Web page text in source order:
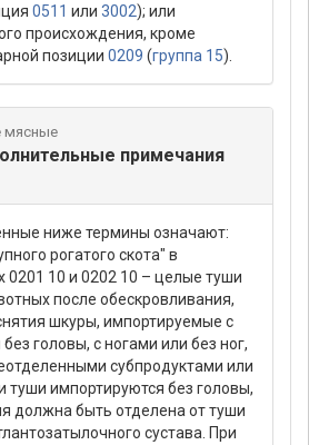
0511 или 3002); или
происхождения, кроме
позиции 0209 (группа 15).
мясные
примечания
ниже термины означают:
рогатого скота" в
0201 10 и 0202 10 – целые туши
после обескровливания,
шкуры, импортируемые с
головы, с ногами или без ног,
субпродуктами или
туши импортируются без головы,
должна быть отделена от туши
сустава. При